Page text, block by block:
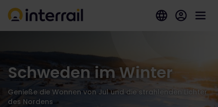
Schweden im Winter
Genieße die Wonnen von Jul und die strahlenden Lichter
des Nordens